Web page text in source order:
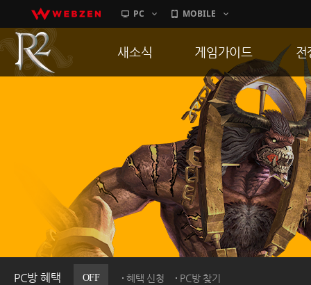
PC MOBILE
PC방 혜택 OFF 혜택 신청 PC방 찾기
새소식
이벤트
히스토리
PC방으로간다
게임가이드
게임 특징
서버가이드
신병훈련소
세부가이드
통합보급센터
전
통
공